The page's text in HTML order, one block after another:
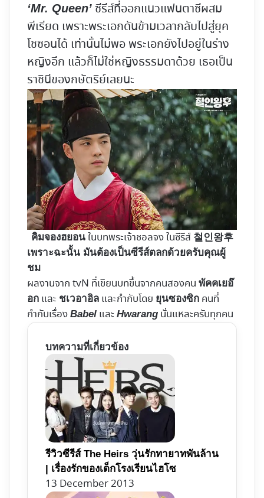
‘Mr. Queen’ ซีรีส์ที่ออกแนวแฟนตาซีผสม
พีเรียด เพราะพระเอกดันข้ามเวลากลับไปสู่ยุค
โชซอนได้ เท่านั้นไม่พอ พระเอกยังไปอยู่ในร่าง
หญิงอีก แล้วก็ไม่ใช่หญิงธรรมดาด้วย เธอเป็น
ราชินีของกษัตริย์เลยนะ
คิมจองฮยอนในบทพระเจ้าชอลจง ในซีรีส์ 철인왕후
เพราะฉะนั้น มันต้องเป็นซีรีส์ตลกด้วยครับคุณผู้
ชม
ผลงานจาก tvN ที่เขียนบทขึ้นจากคนสองคน พัคคเยอ๊
อก และ ชเวอาอิล และกำกับโดย ยุนซองซิก คนที่
กำกับเรื่อง Babel และ Hwarang นั่นแหละครับทุกคน
บทความที่เกี่ยวข้อง
รีวิวซีรีส์ The Heirs วุ่นรักทายาทพันล้าน
| เรื่องรักของเด็กโรงเรียนไฮโซ
13 December 2013